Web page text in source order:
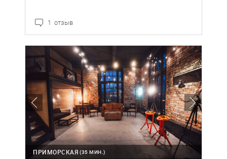
1 отзыв
(35 МИН.)
ПРИМОРСКАЯ